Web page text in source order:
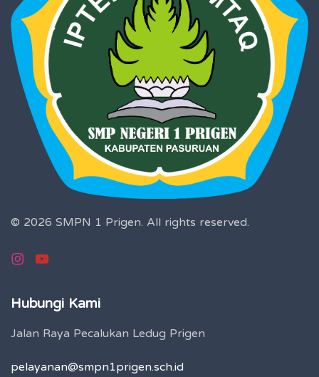
© 2026 SMPN 1 Prigen. All rights reserved.
Hubungi Kami
Jalan Raya Pecalukan Ledug Prigen
pelayanan@smpn1prigen.sch.id